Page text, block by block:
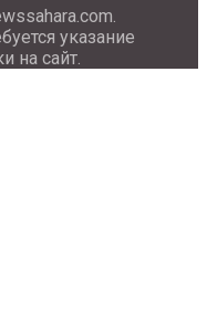
указание
на сайт.